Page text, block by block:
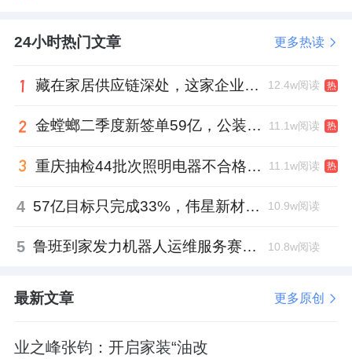
乐居财经：上游房地产市场的变化，对家装市
场有什么影响？
李静：作为地产行业的下游产业，相对来说肯
新房市场占比大的城市，像北京这种以二手房
为主导的市场，其实波动没那么大。梵客每年
包括今年也是一样的，主要的原因是北京我们
老破小改造，一种是二次交易所产生的全屋翻
24小时热门文章 更多热读
藏在家居供应链深处，这家企业正在悄悄转型 12.4w阅读 热
金螳螂二季度新签单59亿，公装业务贡献逾八成 11.1w阅读 热
重庆抽检44批次照明电器不合格，木林森全资子公司被点名 11.1w阅读 热
4 57亿目标只完成33%，伟星新材董事长金红阳达标之路还有多远？ 10.9w阅读
5 鲁班到家发力机器人运维服务赛道，邓崴与张卫军握手合作 10.8w阅读
最新文章 更多原创
业之峰张钧：开启家装“油改